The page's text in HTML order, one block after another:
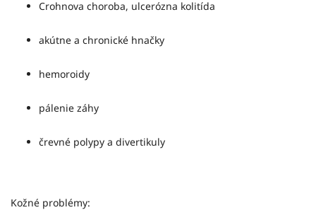
Crohnova choroba, ulcerózna kolitída
akútne a chronické hnačky
hemoroidy
pálenie záhy
črevné polypy a divertikuly
Kožné problémy: